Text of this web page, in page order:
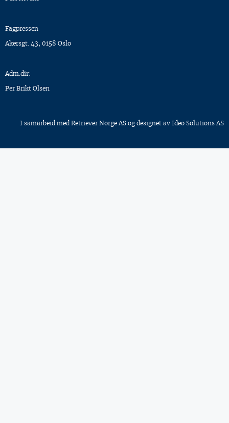
Fagpressen
Akersgt. 43, 0158 Oslo
Adm.dir:
Per Brikt Olsen
I samarbeid med Retriever Norge AS og designet av Ideo Solutions AS